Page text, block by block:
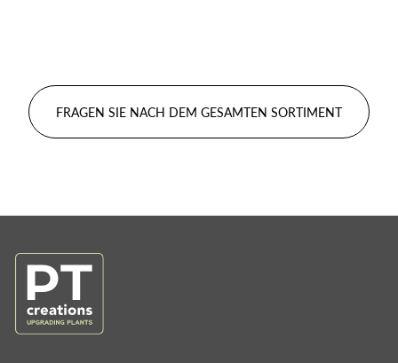
FRAGEN SIE NACH DEM GESAMTEN SORTIMENT